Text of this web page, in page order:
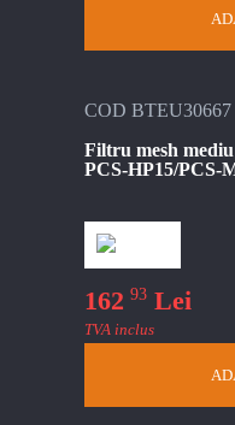
COD BTEU30667
Filtru mesh
PCS-HP15/PCS-
162 93 Lei
TVA inclus